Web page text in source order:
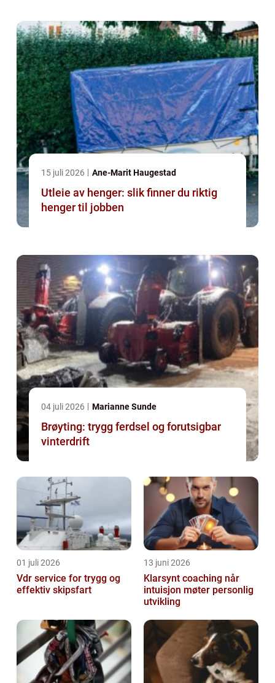
15 juli 2026 Ane-Marit Haugestad
Utleie av henger: slik finner du riktig
henger til jobben
04 juli 2026 Marianne Sunde
Brøyting: trygg ferdsel og forutsigbar
vinterdrift
01 juli 2026
Vdr service for trygg og
effektiv skipsfart
13 juni 2026
Klarsynt coaching når
intuisjon møter personlig
utvikling